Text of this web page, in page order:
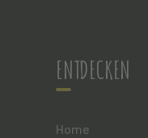
ENTDECKEN
Home